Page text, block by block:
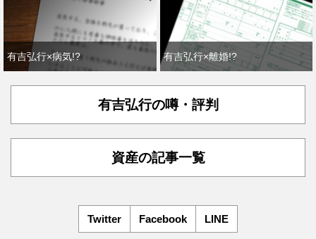
有吉弘行×病気!? 有吉弘行×離婚!?
有吉弘行の噂・評判
資産の記事一覧
Twitter Facebook LINE